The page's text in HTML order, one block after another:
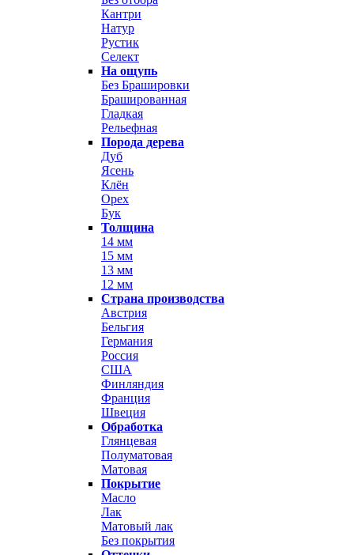
Кантри
Натур
Рустик
Селект
На ощупь
Без Брашировки
Брашированная
Гладкая
Рельефная
Порода дерева
Дуб
Ясень
Клён
Орех
Бук
Толщина
14 мм
15 мм
13 мм
12 мм
Страна производства
Австрия
Бельгия
Германия
Россия
США
Финляндия
Франция
Швеция
Обработка
Глянцевая
Полуматовая
Матовая
Покрытие
Масло
Лак
Матовый лак
Без покрытия